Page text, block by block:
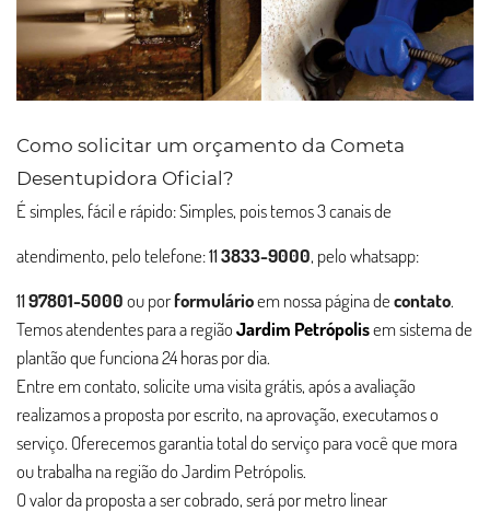
Como solicitar um orçamento da Cometa
Desentupidora Oficial?
É simples, fácil e rápido: Simples, pois temos 3 canais de
atendimento, pelo telefone:113833-9000, pelo whatsapp:
1197801-5000ou porformulárioem nossa página decontato.
Temos atendentes para a regiãoJardim Petrópolisem sistema de
plantão que funciona 24 horas por dia.
Entre em contato, solicite uma visita grátis, após a avaliação
realizamos a proposta por escrito, na aprovação, executamos o
serviço. Oferecemos garantia total do serviço para você que mora
ou trabalha na região do Jardim Petrópolis.
O valor da proposta a ser cobrado, será por metro linear